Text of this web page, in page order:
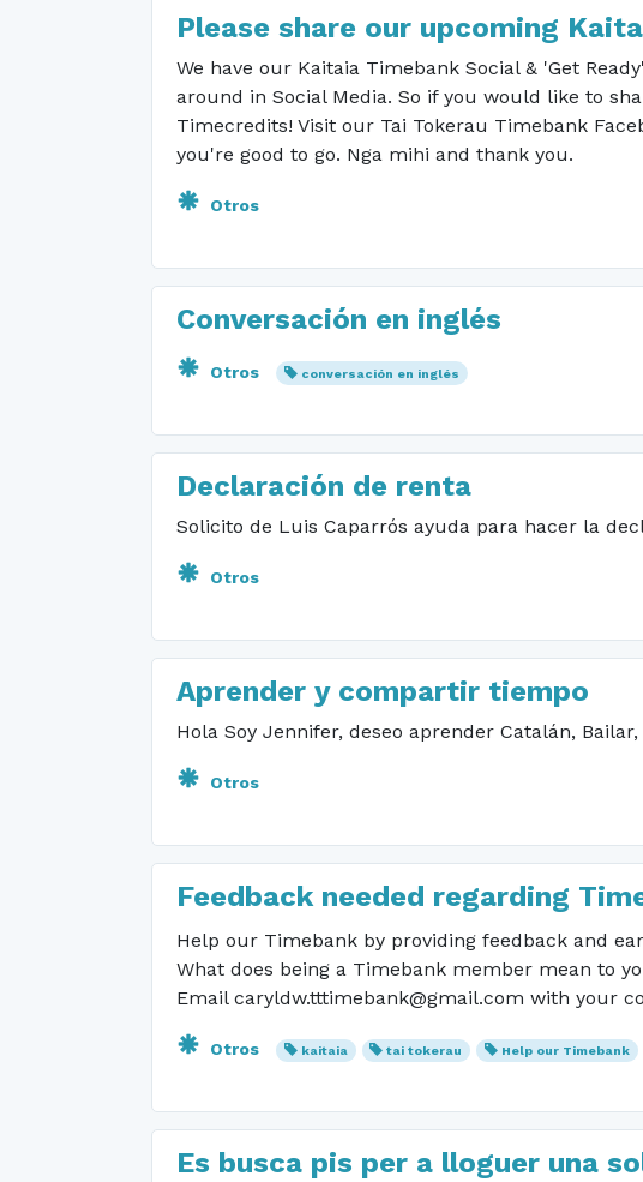
Please share our upcoming
We have our Kaitaia Timebank Social & 'Get
around in Social Media. So if you would like to
Timecredits! Visit our Tai Tokerau Timebank
you're good to go. Nga mihi and thank you.
Otros
Conversación en inglés
Otros conversación en inglés
Declaración de renta
Solicito de Luis Caparrós ayuda para hacer la
Otros
Aprender y compartir tiempo
Hola Soy Jennifer, deseo aprender Catalán,
Otros
Feedback needed regarding
Help our Timebank by providing feedback and
What does being a Timebank member mean to
Email caryldw.tttimebank@gmail.com with your
Otros kaitaia tai tokerau Help our Timebank
Es busca pis per a lloguer una